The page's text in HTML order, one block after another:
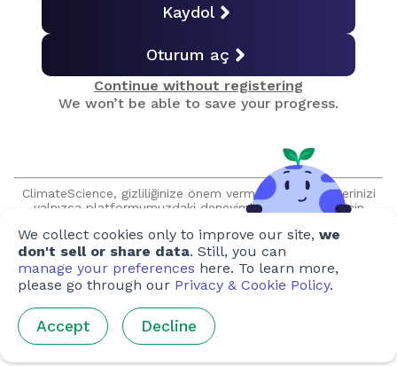
Karada Yaşam
Final Sınavı
Sertifika Al
Oluşturan
Kaydol
Oturum aç
Continue without registering
We won’t be able to save your progress.
ClimateScience, gizliliğinize önem vermektedir ve verilerinizi
yalnızca platformumuzdaki deneyiminizi geliştirmek için
satmayacağımıza veya paylaşmayacağımıza söz veriyoruz ve
sizinle talep edilmeden asla iletişim kurmayacağız.
We collect cookies only to improve our site, we
don't sell or share data. Still, you can
manage your preferences here. To learn more,
please go through our Privacy & Cookie Policy.
Accept Decline